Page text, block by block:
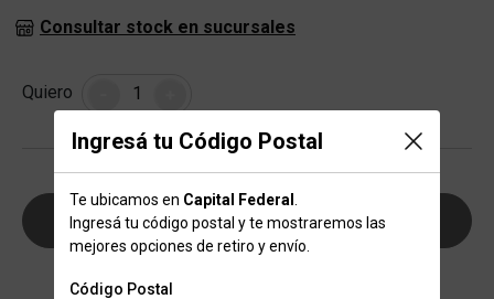
Ingresá tu Código Postal
Te ubicamos en Capital Federal
Ingresá tu código postal y te mostraremos las
mejores opciones de retiro y envío.
Código Postal
Consultar stock en sucursales
Quiero Cantidad
AGREGAR AL CARRITO